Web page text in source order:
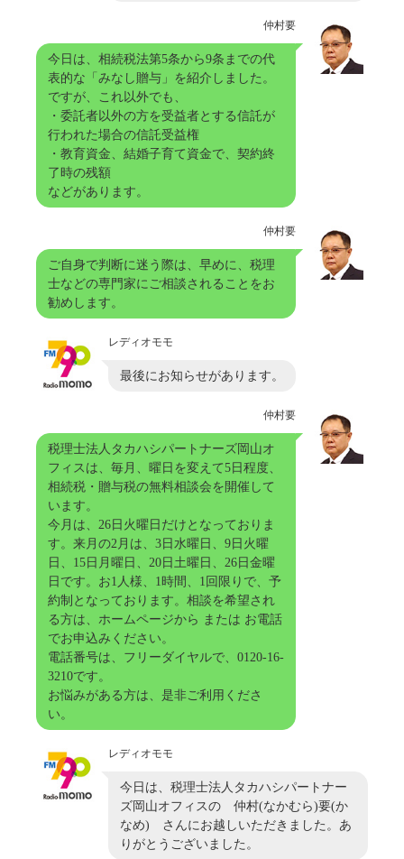
仲村要
今日は、相続税法第5条から9条までの代
表的な「みなし贈与」を紹介しました。
ですが、これ以外でも、
・委託者以外の方を受益者とする信託が
行われた場合の信託受益権
・教育資金、結婚子育て資金で、契約終
了時の残額
などがあります。
仲村要
ご自身で判断に迷う際は、早めに、税理
士などの専門家にご相談されることをお
勧めします。
レディオモモ
最後にお知らせがあります。
仲村要
税理士法人タカハシパートナーズ岡山オ
フィスは、毎月、曜日を変えて5日程度、
相続税・贈与税の無料相談会を開催して
います。
今月は、26日火曜日だけとなっておりま
す。来月の2月は、3日水曜日、9日火曜
日、15日月曜日、20日土曜日、26日金曜
日です。お1人様、1時間、1回限りで、予
約制となっております。相談を希望され
る方は、ホームページから または お電話
でお申込みください。
電話番号は、フリーダイヤルで、0120-16-
3210です。
お悩みがある方は、是非ご利用くださ
い。
レディオモモ
今日は、税理士法人タカハシパートナー
ズ岡山オフィスの 仲村(なかむら)要(か
なめ) さんにお越しいただきました。あ
りがとうございました。